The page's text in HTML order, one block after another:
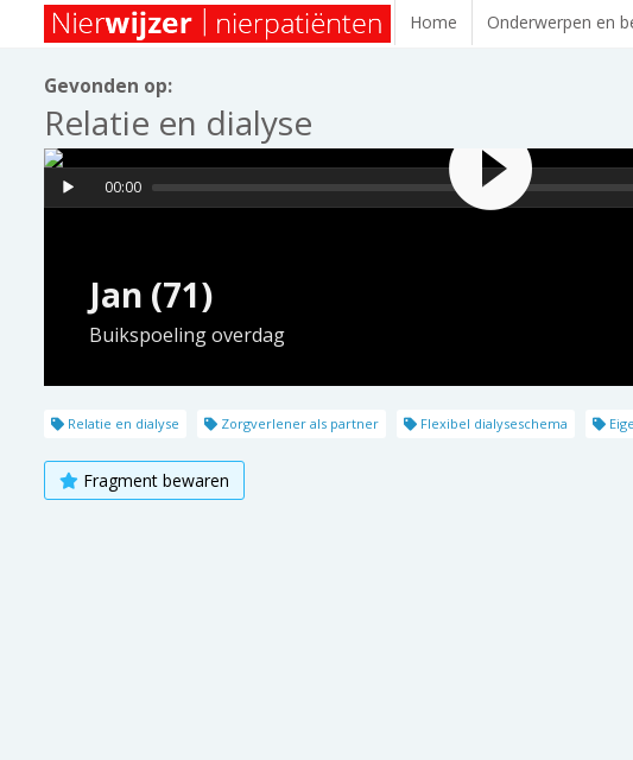
Home Onderwerpen en
Gevonden op:
Relatie en dialyse
Jan (71)
Buikspoeling overdag
00:00
Relatie en dialyse Zorgverlener als partner Flexibel dialyseschema
Fragment bewaren